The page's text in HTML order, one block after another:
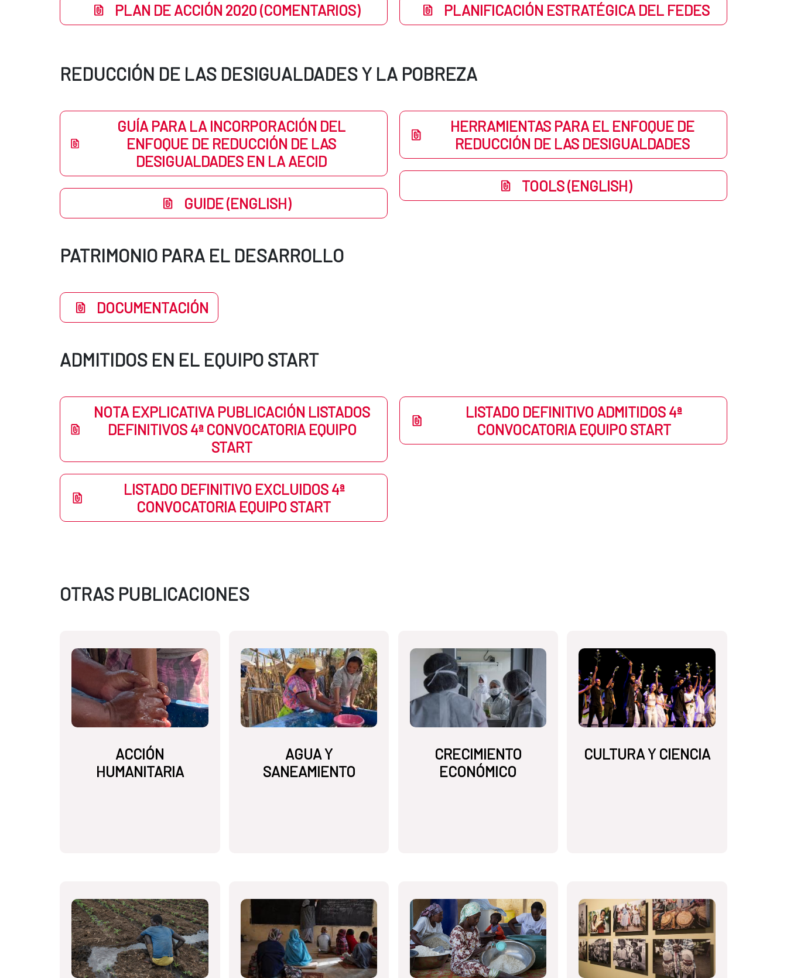
PLAN DE ACCIÓN 2020 (COMENTARIOS) PLANIFICACIÓN ESTRATÉGICA DEL FEDES
REDUCCIÓN DE LAS DESIGUALDADES Y LA POBREZA
GUÍA PARA LA INCORPORACIÓN DEL
ENFOQUE DE REDUCCIÓN DE LAS
DESIGUALDADES EN LA AECID
GUIDE (ENGLISH)
HERRAMIENTAS PARA EL ENFOQUE DE
REDUCCIÓN DE LAS DESIGUALDADES
TOOLS (ENGLISH)
PATRIMONIO PARA EL DESARROLLO
DOCUMENTACIÓN
ADMITIDOS EN EL EQUIPO START
NOTA EXPLICATIVA PUBLICACIÓN LISTADOS
DEFINITIVOS 4ª CONVOCATORIA EQUIPO
START
LISTADO DEFINITIVO EXCLUIDOS 4ª
CONVOCATORIA EQUIPO START
LISTADO DEFINITIVO ADMITIDOS 4ª
CONVOCATORIA EQUIPO START
OTRAS PUBLICACIONES
ACCIÓN
HUMANITARIA
AGUA Y
SANEAMIENTO
CRECIMIENTO
ECONÓMICO
CULTURA Y CIENCIA